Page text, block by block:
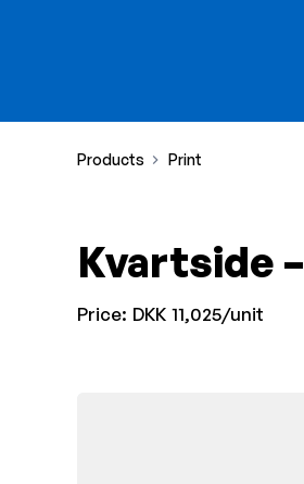
Products Print
Kvartside
Price: DKK 11,025/unit